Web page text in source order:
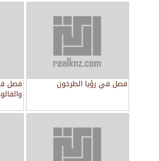
فصل في رؤيا الطرخون فصل